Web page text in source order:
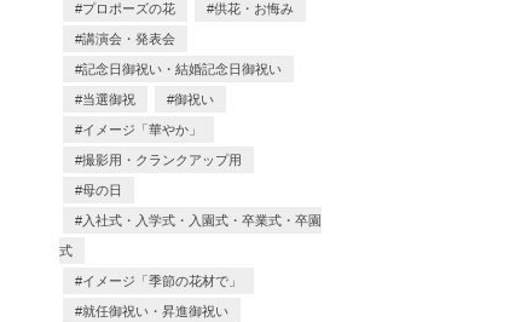
プロポーズの花 供花・お悔み
講演会・発表会
記念日御祝い・結婚記念日御祝い
当選御祝 御祝い
イメージ「華やか」
撮影用・クランクアップ用
母の日
入社式・入学式・入園式・卒業式・卒園
式
イメージ「季節の花材で」
就任御祝い・昇進御祝い